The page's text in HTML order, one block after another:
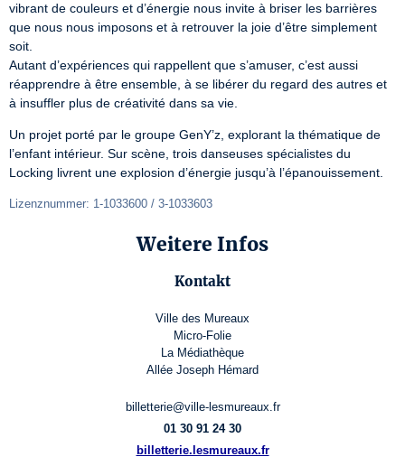
vibrant de couleurs et d’énergie nous invite à briser les barrières
que nous nous imposons et à retrouver la joie d’être simplement
soit.
Autant d’expériences qui rappellent que s’amuser, c’est aussi
réapprendre à être ensemble, à se libérer du regard des autres et
à insuffler plus de créativité dans sa vie.
Un projet porté par le groupe GenY’z, explorant la thématique de
l’enfant intérieur. Sur scène, trois danseuses spécialistes du
Locking livrent une explosion d’énergie jusqu’à l’épanouissement.
Lizenznummer: 1-1033600 / 3-1033603
Weitere Infos
Kontakt
Ville des Mureaux
Micro-Folie
La Médiathèque
Allée Joseph Hémard
billetterie@ville-lesmureaux.fr
01 30 91 24 30
billetterie.lesmureaux.fr